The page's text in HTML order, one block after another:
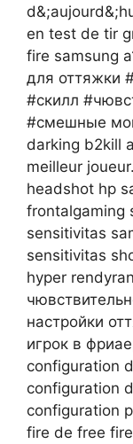
en test de tir
fire samsung
для оттяжки
#скилл​​​
#смешные​​​
darking b2kill
meilleur
headshot hp
frontalgaming
sensitivitas
sensitivitas
hyper
настройки
игрок в
configuration
configuration
configuration
fire de free